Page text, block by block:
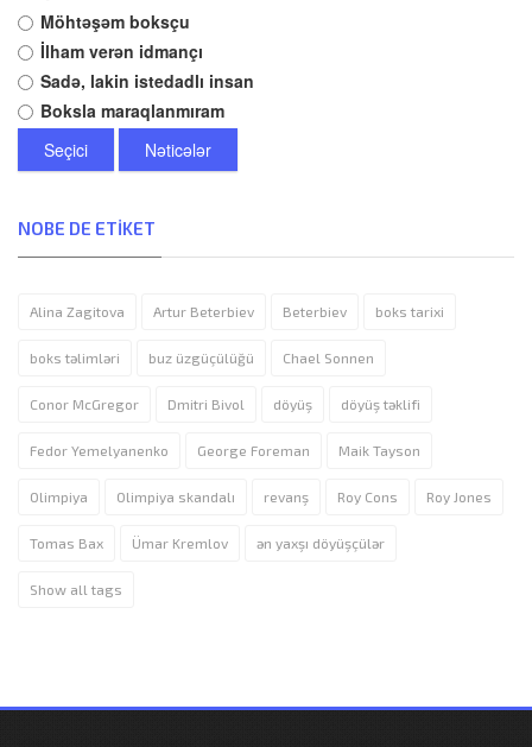
Möhtəşəm boksçu
İlham verən idmançı
Sadə, lakin istedadlı insan
Boksla maraqlanmıram
Seçici
Nəticələr
NOBE DE ETIKET
Alina Zagitova Artur Beterbiev Beterbiev boks tarixi
boks təlimləri buz üzgüçülüğü Chael Sonnen
Conor McGregor Dmitri Bivol döyüş döyüş təklifi
Fedor Yemelyanenko George Foreman Maik Tayson
Olimpiya Olimpiya skandalı revanş Roy Cons Roy Jones
Tomas Bax Ümar Kremlov ən yaxşı döyüşçülər
Show all tags